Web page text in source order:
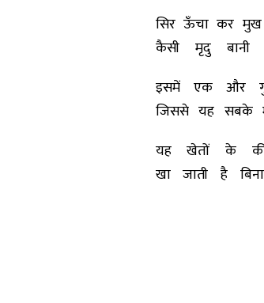
सिर ऊँचा कर
कैसी मृदु बानी
इसमें एक और
जिससे यह सबके
यह खेतों के
खा जाती है बिना